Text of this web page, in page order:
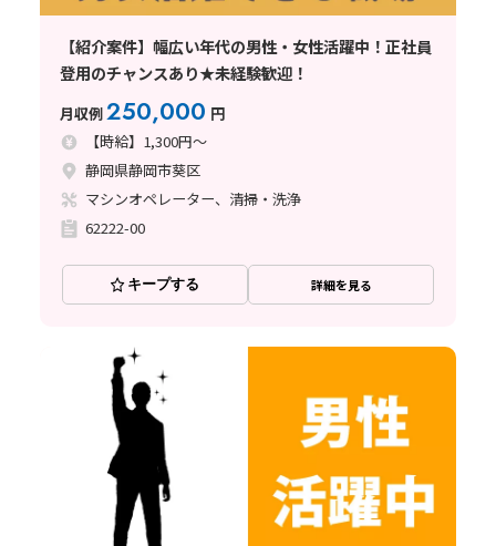
【紹介案件】幅広い年代の男性・女性活躍中！正社員
登用のチャンスあり★未経験歓迎！
月収例250,000 円
【時給】1,300円～
静岡県静岡市葵区
マシンオペレーター、清掃・洗浄
62222-00
キープする 詳細を見る